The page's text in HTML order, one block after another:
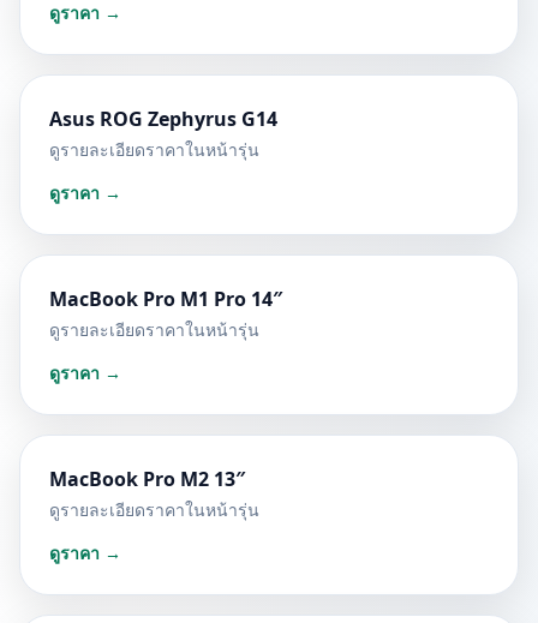
ดูราคา →
Asus ROG Zephyrus G14
ดูรายละเอียดราคาในหน้ารุ่น
ดูราคา →
MacBook Pro M1 Pro 14″
ดูรายละเอียดราคาในหน้ารุ่น
ดูราคา →
MacBook Pro M2 13″
ดูรายละเอียดราคาในหน้ารุ่น
ดูราคา →